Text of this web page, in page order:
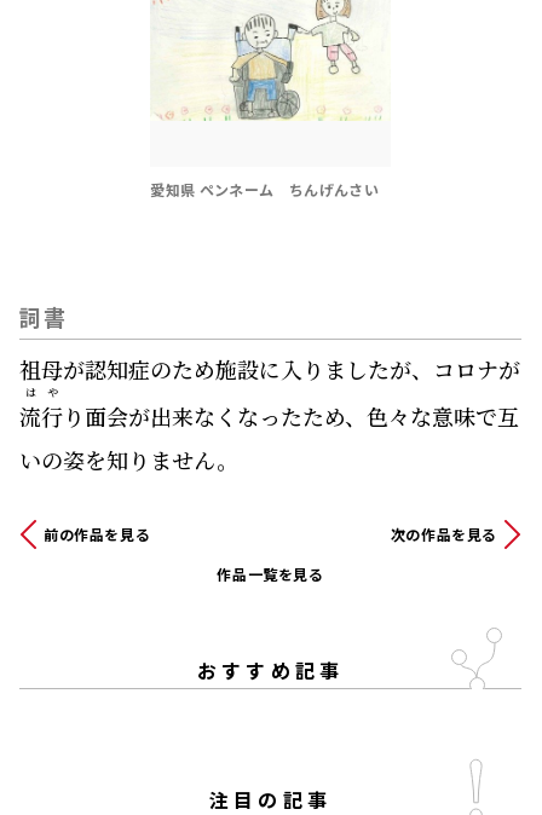
愛知県 ペンネーム ちんげんさい
詞書
祖母が認知症のため施設に入りましたが、コロナが
流行
はや
り面会が出来なくなったため、色々な意味で互
いの姿を知りません。
前の作品を見る
作品一覧を見る
次の作品を見る
おすすめ記事
注目の記事